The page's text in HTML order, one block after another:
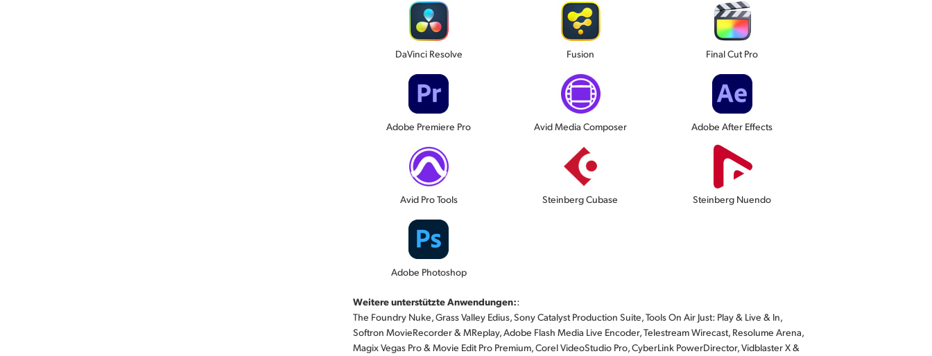
DaVinci Resolve Fusion Final Cut Pro
Adobe Premiere Pro Avid Media Composer Adobe After Effects
Avid Pro Tools Steinberg Cubase Steinberg Nuendo
Adobe Photoshop
Weitere unterstützte Anwendungen::
The Foundry Nuke, Grass Valley Edius, Sony Catalyst Production Suite, Tools On Air Just: Play & Live & In,
Softron MovieRecorder & MReplay, Adobe Flash Media Live Encoder, Telestream Wirecast, Resolume Arena,
Magix Vegas Pro & Movie Edit Pro Premium, Corel VideoStudio Pro, CyberLink PowerDirector, Vidblaster X &